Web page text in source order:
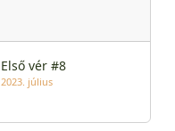
Első vér #8
2023. július